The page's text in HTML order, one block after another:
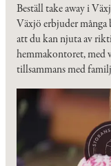
Beställ take away i
Växjö erbjuder många
att du kan njuta av
hemmakontoret, med
tillsammans med